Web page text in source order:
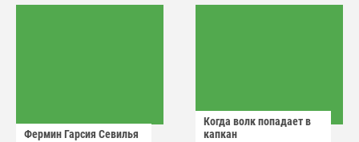
Фермин Гарсия Севилья
Когда волк попадает в
капкан